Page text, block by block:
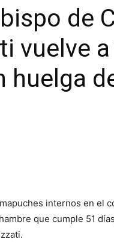
de
vuelve
huelga
internos en el
que cumple 51